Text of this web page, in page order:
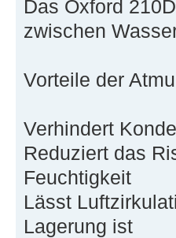
Das Oxford
zwischen
Vorteile der
Verhindert
Reduziert das
Feuchtigkeit
Lässt
Lagerung ist